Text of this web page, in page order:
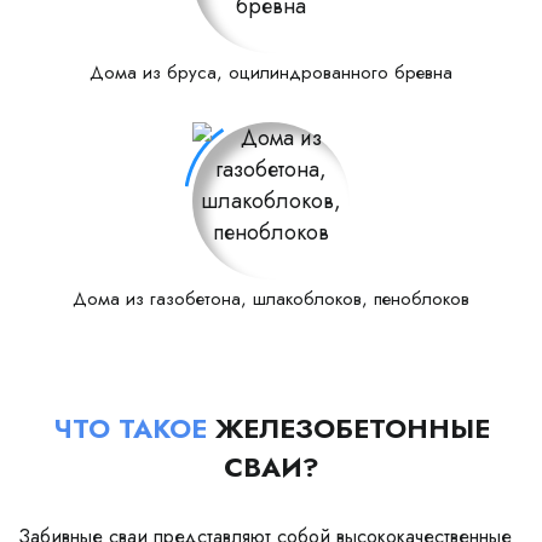
Дома из бруса, оцилиндрованного бревна
Дома из газобетона, шлакоблоков, пеноблоков
ЧТО ТАКОЕ ЖЕЛЕЗОБЕТОННЫЕ
СВАИ?